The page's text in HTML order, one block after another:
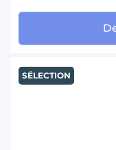
SÉLECTION